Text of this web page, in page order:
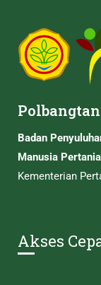
Badan
Manusia
Kementerian
Akses